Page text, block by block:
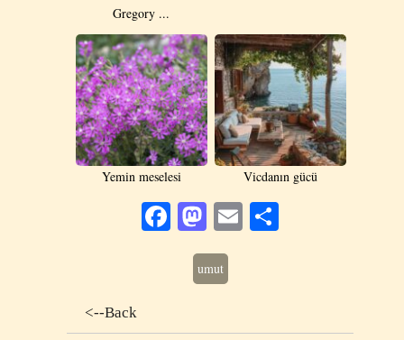
Gregory ...
Yemin meselesi Vicdanın gücü
Facebook
Mastodon
Email
umut
<--Back